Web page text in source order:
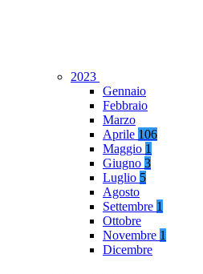
2023
Gennaio
Febbraio
Marzo
Aprile 106
Maggio 1
Giugno 3
Luglio 5
Agosto
Settembre 1
Ottobre
Novembre 1
Dicembre